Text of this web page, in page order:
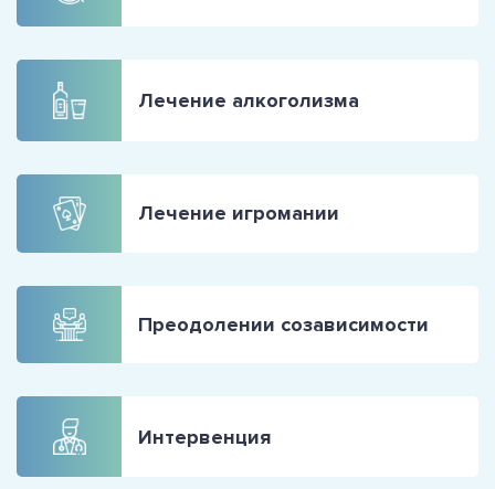
Лечение алкоголизма
Лечение игромании
Преодолении созависимости
Интервенция